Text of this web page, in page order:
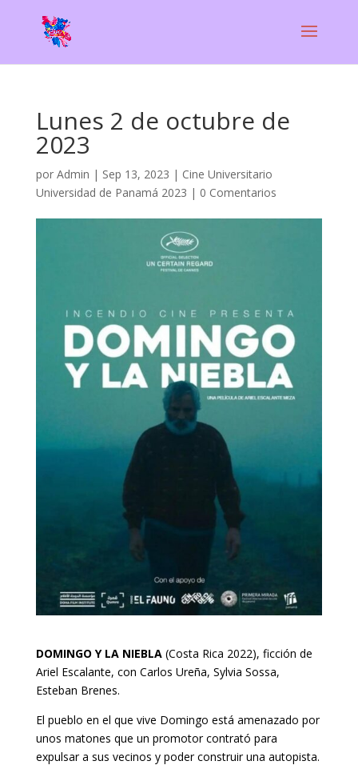
Lunes 2 de octubre de
2023
por Admin | Sep 13, 2023 | Cine Universitario
Universidad de Panamá 2023 | 0 Comentarios
DOMINGO Y LA NIEBLA(Costa Rica 2022), ficción de
Ariel Escalante, con Carlos Ureña, Sylvia Sossa,
Esteban Brenes.
El pueblo en el que vive Domingo está amenazado por
unos matones que un promotor contrató para
expulsar a sus vecinos y poder construir una autopista.